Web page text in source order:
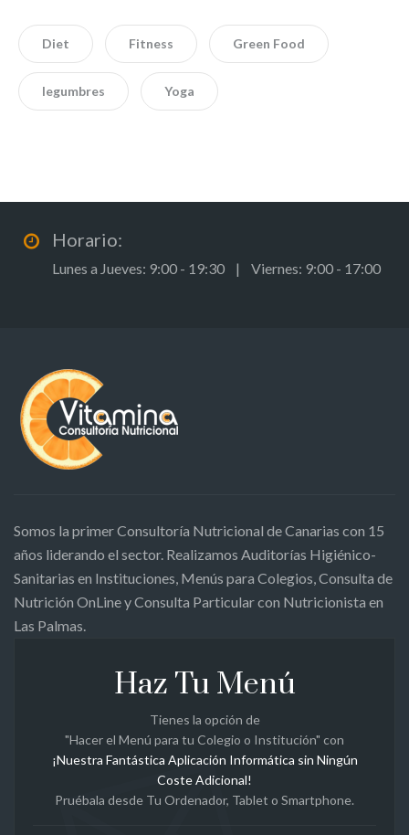
Diet Fitness Green Food
legumbres Yoga
Horario:
Lunes a Jueves: 9:00 - 19:30 | Viernes: 9:00 - 17:00
Somos la primer Consultoría Nutricional de Canarias con 15
años liderando el sector. Realizamos Auditorías Higiénico-
Sanitarias en Instituciones, Menús para Colegios, Consulta de
Nutrición OnLine y Consulta Particular con Nutricionista en
Las Palmas.
Haz Tu Menú
Tienes la opción de
"Hacer el Menú para tu Colegio o Institución" con
¡Nuestra Fantástica Aplicación Informática sin Ningún
Coste Adicional!
Pruébala desde Tu Ordenador, Tablet o Smartphone.